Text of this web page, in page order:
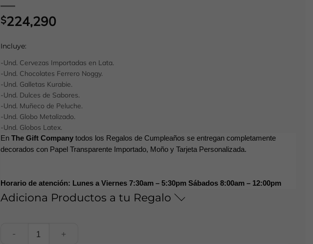
$224,290
Incluye:
-Und. Cervezas Importadas en Lata.
-Und. Chocolates Ferrero Noggy.
-Und. Galletas Kurabie.
-Und. Dulces de Sabores.
-Und. Muñeco de Peluche.
-Und. Globo Metalizado.
-Und. Globos Latex.
En The Gift Companytodos los Regalos de Cumpleaños se entregan completamente
decorados con Papel Transparente Importado, Moño y Tarjeta Personalizada.
Horario de atención: Lunes a Viernes 7:30am – 5:30pm Sábados 8:00am – 12:00pm
Adiciona Productos a tu Regalo
Cerveza FUTBOLERO 1045 cantidad